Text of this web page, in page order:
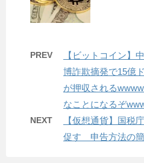
PREV
【ビットコイン】
博詐欺摘発で15億
が押収される
なことになるぞ
NEXT
【仮想通貨】国税
促す 申告方法の